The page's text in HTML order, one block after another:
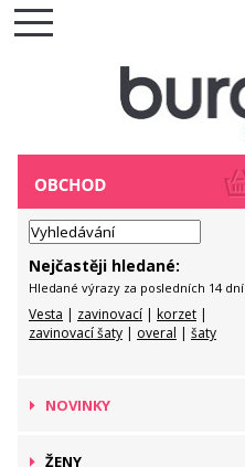
Nejčastěji hledané:
Hledané výrazy za posledních 14 dní
Vesta | zavinovací | korzet |
zavinovací šaty | overal | šaty
NOVINKY
ŽENY